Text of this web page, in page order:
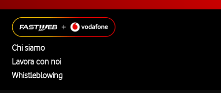
Chi siamo
Lavora con noi
Whistleblowing